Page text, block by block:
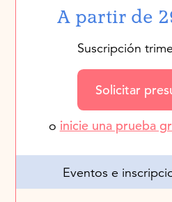
A partir de
Suscripción
Solicitar
o inicie una prueba
Eventos e